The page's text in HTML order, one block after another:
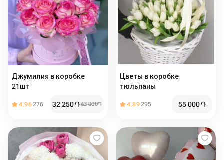
Джумилия в коробке
21шт
4.96276 32 250֏43 000֏
Цветы в коробке
тюльпаны
4.89295 55 000֏